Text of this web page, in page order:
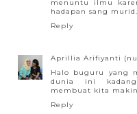
menuntu ilmu
hadapan sang murid.
Reply
Aprillia Arifiyanti
Halo buguru yang
dunia ini
membuat kita
Reply